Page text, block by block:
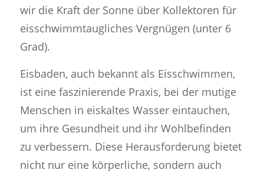
wir die Kraft der Sonne über Kollektoren für
eisschwimmtaugliches Vergnügen (unter 6
Grad).
Eisbaden, auch bekannt als Eisschwimmen,
ist eine faszinierende Praxis, bei der mutige
Menschen in eiskaltes Wasser eintauchen,
um ihre Gesundheit und ihr Wohlbefinden
zu verbessern. Diese Herausforderung bietet
nicht nur eine körperliche, sondern auch